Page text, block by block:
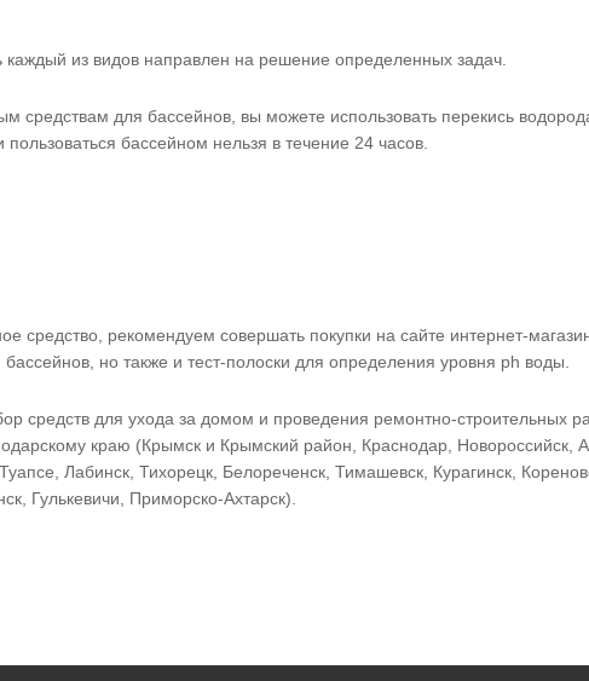
из видов направлен на решение определенных задач.
для бассейнов, вы можете использовать перекись
бассейном нельзя в течение 24 часов.
средство, рекомендуем совершать покупки на сайте интернет-
но также и тест-полоски для определения уровня ph воды.
средств для ухода за домом и проведения ремонтно-строительных
краю (Крымск и Крымский район, Краснодар, Новороссийск,
Лабинск, Тихорецк, Белореченск, Тимашевск, Курагинск,
Гулькевичи, Приморско-Ахтарск).